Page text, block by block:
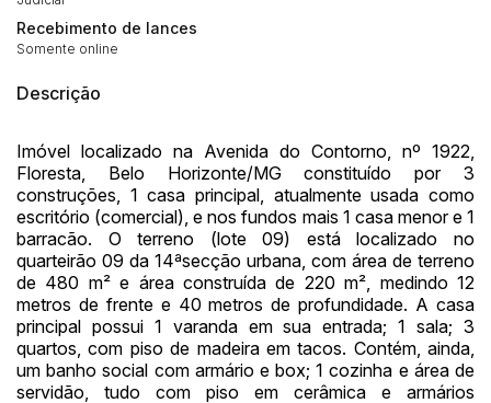
Recebimento de lances
Somente online
Descrição
Imóvel localizado na Avenida do Contorno, nº 1922,
Floresta, Belo Horizonte/MG constituído por 3
construções, 1 casa principal, atualmente usada como
escritório (comercial), e nos fundos mais 1 casa menor e 1
barracão. O terreno (lote 09) está localizado no
quarteirão 09 da 14ªsecção urbana, com área de terreno
de 480 m² e área construída de 220 m², medindo 12
metros de frente e 40 metros de profundidade. A casa
principal possui 1 varanda em sua entrada; 1 sala; 3
quartos, com piso de madeira em tacos. Contém, ainda,
um banho social com armário e box; 1 cozinha e área de
servidão, tudo com piso em cerâmica e armários